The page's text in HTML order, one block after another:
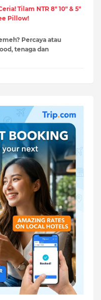
Tilam NTR 8" 10" & 5"
Pillow!
Percaya atau
tenaga dan